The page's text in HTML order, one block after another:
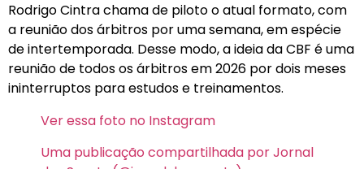
Rodrigo Cintra chama de piloto o atual formato, com
a reunião dos árbitros por uma semana, em espécie
de intertemporada. Desse modo, a ideia da CBF é uma
reunião de todos os árbitros em 2026 por dois meses
ininterruptos para estudos e treinamentos.
Ver essa foto no Instagram
Uma publicação compartilhada por Jornal